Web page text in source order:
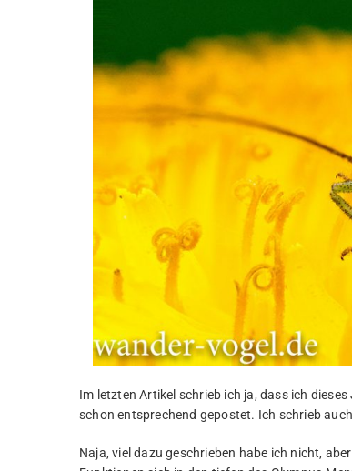
Im letzten Artikel schrieb ich ja, dass ich
schon entsprechend gepostet. Ich schrieb
Naja, viel dazu geschrieben habe ich nicht,